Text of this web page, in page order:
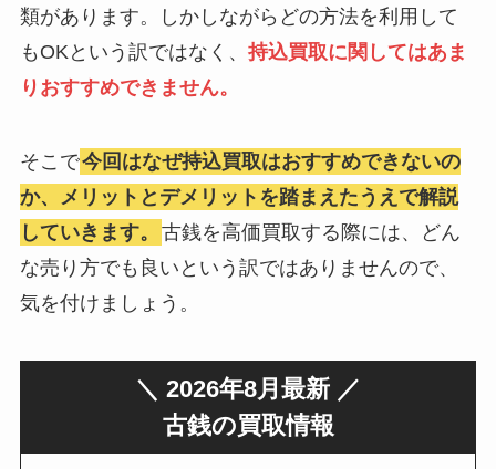
類があります。しかしながらどの方法を利用して
もOKという訳ではなく、 持込買取に関してはあま
りおすすめできません。
そこで今回はなぜ持込買取はおすすめできないの
か、メリットとデメリットを踏まえたうえで解説
していきます。
古銭を高価買取する際には、どん
な売り方でも良いという訳ではありませんので、
気を付けましょう。
＼ 2026年8月最新 ／
古銭の買取情報